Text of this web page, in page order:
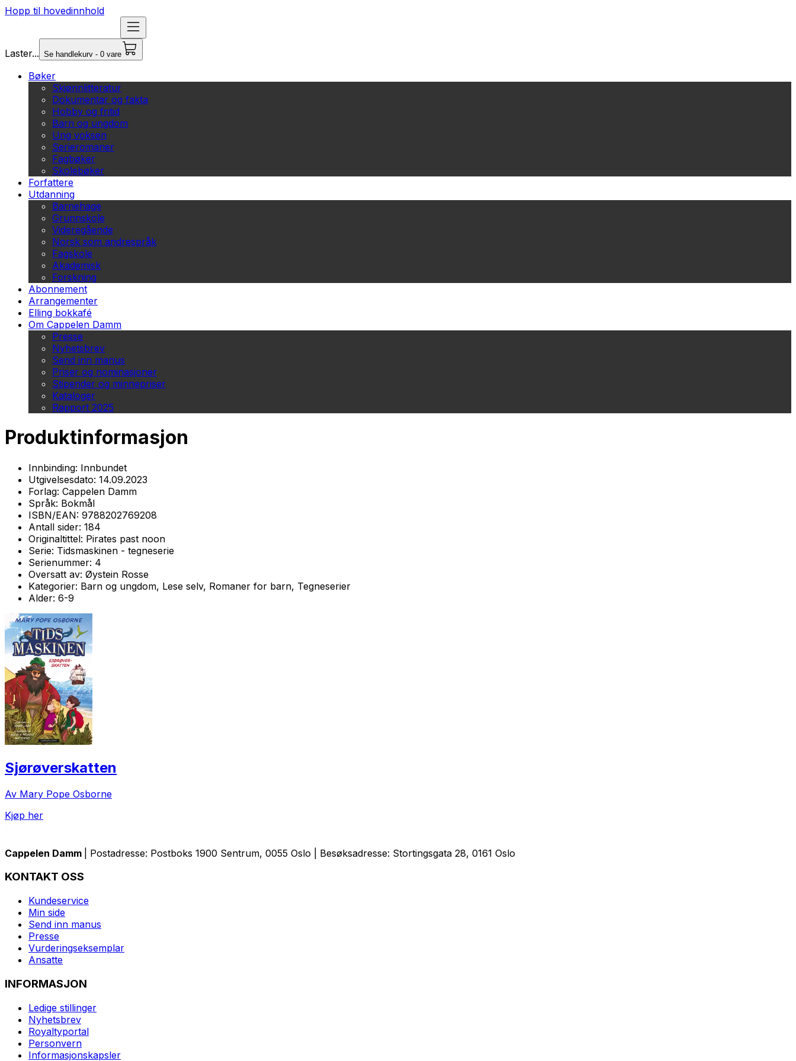
Hopp til hovedinnhold
Laster... Se handlekurv - 0 vare
Bøker
Skjønnlitteratur
Dokumentar og fakta
Hobby og fritid
Barn og ungdom
Ung voksen
Serieromaner
Fagbøker
Skolebøker
Forfattere
Utdanning
Barnehage
Grunnskole
Videregående
Norsk som andrespråk
Fagskole
Akademisk
Forskning
Abonnement
Arrangementer
Elling bokkafé
Om Cappelen Damm
Presse
Nyhetsbrev
Send inn manus
Priser og nominasjoner
Stipender og minnepriser
Kataloger
Rapport 2025
Produktinformasjon
Innbinding: Innbundet
Utgivelsesdato: 14.09.2023
Forlag: Cappelen Damm
Språk: Bokmål
ISBN/EAN: 9788202769208
Antall sider: 184
Originaltittel: Pirates past noon
Serie: Tidsmaskinen - tegneserie
Serienummer: 4
Oversatt av: Øystein Rosse
Kategorier: Barn og ungdom, Lese selv, Romaner for barn, Tegneserier
Alder: 6-9
Sjørøverskatten
Av Mary Pope Osborne
Kjøp her
Cappelen Damm | Postadresse: Postboks 1900 Sentrum, 0055 Oslo | Besøksadresse: Stortingsgata 28, 0161 Oslo
KONTAKT OSS
Kundeservice
Min side
Send inn manus
Presse
Vurderingseksemplar
Ansatte
INFORMASJON
Ledige stillinger
Nyhetsbrev
Royaltyportal
Personvern
Informasjonskapsler